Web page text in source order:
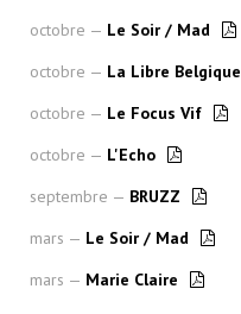
octobre — Le Soir / Mad
octobre — La Libre Belgique
octobre — Le Focus Vif
octobre — L'Echo
septembre — BRUZZ
mars — Le Soir / Mad
mars — Marie Claire